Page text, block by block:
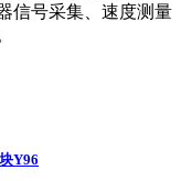
信号采集、速度测量
Y96